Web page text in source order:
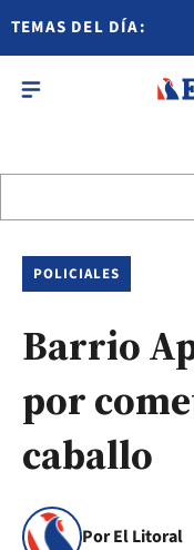
TEMAS DEL DÍA:
POLICIALES
Barrio
por
caballo
Por El Litoral